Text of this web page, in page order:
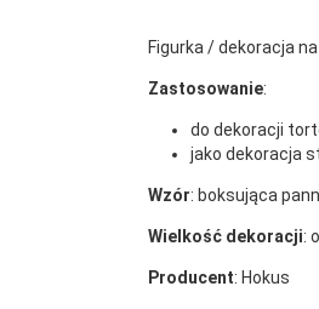
Figurka / dekoracja
Zastosowanie:
do dekoracji
jako dekoracja
Wzór: boksująca
Wielkość dekoracji:
Producent: Hokus